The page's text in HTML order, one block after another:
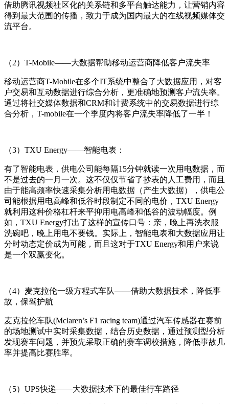
借助腾讯视频社区化的关系链和多平台触达能力，让营销内容
得到最大范围的传播，致力于成为国内最大的在线视频媒体交
流平台。
（2）T-Mobile——大数据帮助移动运营商降低客户流失率
移动运营商T-Mobile在多个IT系统中整合了大数据应用，对客
户交易和互动数据进行综合分析，更准确地预测客户流失率。
通过将社交媒体数据和CRM和计费系统中的交易数据进行综
合分析，T-mobile在一个季度内将客户流失率降低了一半！
（3）TXU Energy——智能电表：
有了智能电表，供电公司能每隔15分钟就读一次用电数据，而
不是过去的一月一次。这不仅仅节省了抄表的人工费用，而且
由于能高频率快速采集分析用电数据（产生大数据），供电公
司能根据用电高峰和低谷时段制定不同的电价，TXU Energy
就利用这种价格杠杆来平抑用电高峰和低谷的波动幅度。例
如，TXU Energy打出了这样的宣传口号：亲，晚上再洗衣服
洗碗吧，晚上用电不要钱。实际上，智能电表和大数据应用让
分时动态定价成为可能，而且这对于TXU Energy和用户来说
是一个双赢变化。
（4）麦克拉伦一级方程式车队——借助大数据技术，降低事
故，保驾护航
麦克拉伦车队(Mclaren’s F1 racing team)通过汽车传感器在赛前
的场地测试中实时采集数据，结合历史数据，通过预测型分析
发现赛车问题，并预先采取正确的赛车调校措施，降低事故几
率并提高比赛胜率。
（5）UPS快递——大数据技术下的最佳行车路径